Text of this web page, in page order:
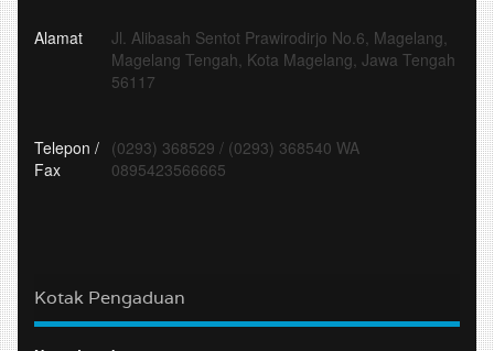
Alamat
Jl. Alibasah Sentot Prawirodirjo No.6, Magelang,
Magelang Tengah, Kota Magelang, Jawa Tengah
56117
Telepon /
Fax
(0293) 368529 / (0293) 368540 WA
0895423566665
Kotak Pengaduan